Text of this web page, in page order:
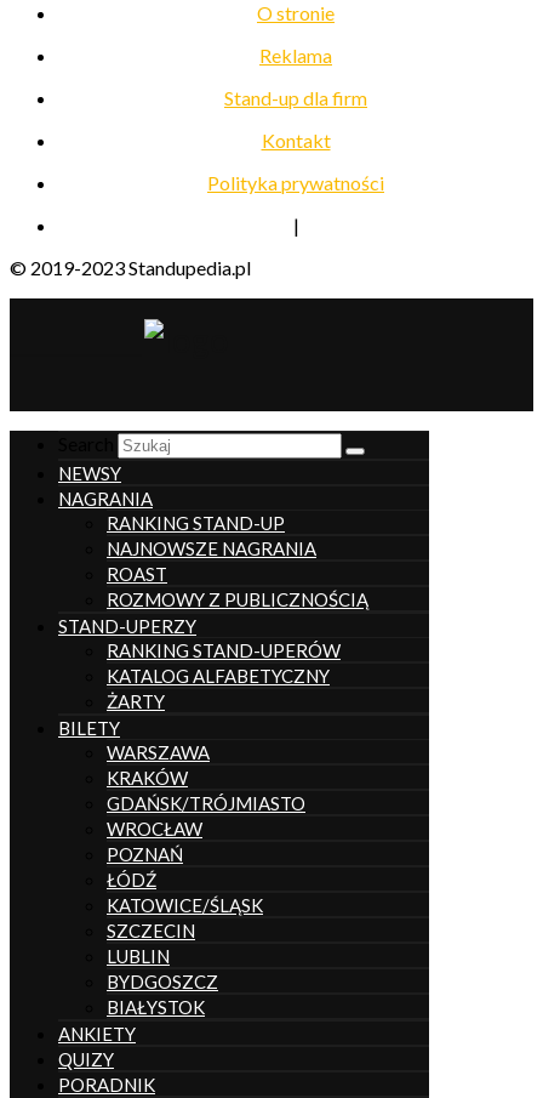
O stronie
Reklama
Stand-up dla firm
Kontakt
Polityka prywatności
|
© 2019-2023 Standupedia.pl
NEWSY
NAGRANIA
RANKING STAND-UP
NAJNOWSZE NAGRANIA
ROAST
ROZMOWY Z PUBLICZNOŚCIĄ
STAND-UPERZY
RANKING STAND-UPERÓW
KATALOG ALFABETYCZNY
ŻARTY
BILETY
WARSZAWA
KRAKÓW
GDAŃSK/TRÓJMIASTO
WROCŁAW
POZNAŃ
ŁÓDŹ
KATOWICE/ŚLĄSK
SZCZECIN
LUBLIN
BYDGOSZCZ
BIAŁYSTOK
ANKIETY
QUIZY
PORADNIK